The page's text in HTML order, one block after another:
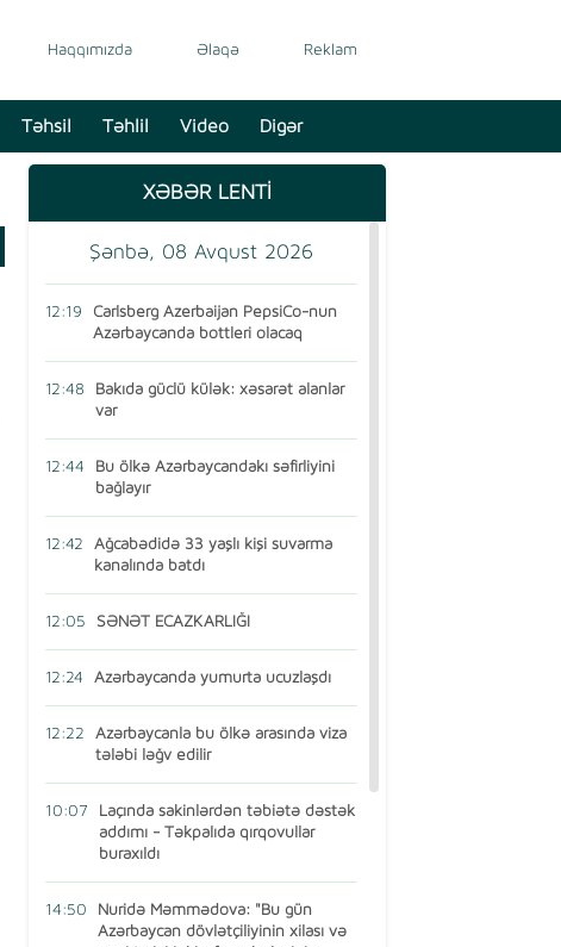
Haqqımızda Əlaqə Reklam
Təhsil Təhlil Video Digər
XƏBƏR LENTİ
Şənbə, 08 Avqust 2026
12:19
Carlsberg Azerbaijan PepsiCo-nun
Azərbaycanda bottleri olacaq
12:48
Bakıda güclü külək: xəsarət alanlar
var
12:44
Bu ölkə Azərbaycandakı səfirliyini
bağlayır
12:42
Ağcabədidə 33 yaşlı kişi suvarma
kanalında batdı
12:05 SƏNƏT ECAZKARLIĞI
12:24 Azərbaycanda yumurta ucuzlaşdı
12:22
Azərbaycanla bu ölkə arasında viza
tələbi ləğv edilir
10:07
Laçında sakinlərdən təbiətə dəstək
addımı - Təkpalıda qırqovullar
buraxıldı
14:50
Nuridə Məmmədova: "Bu gün
Azərbaycan dövlətçiliyinin xilası və